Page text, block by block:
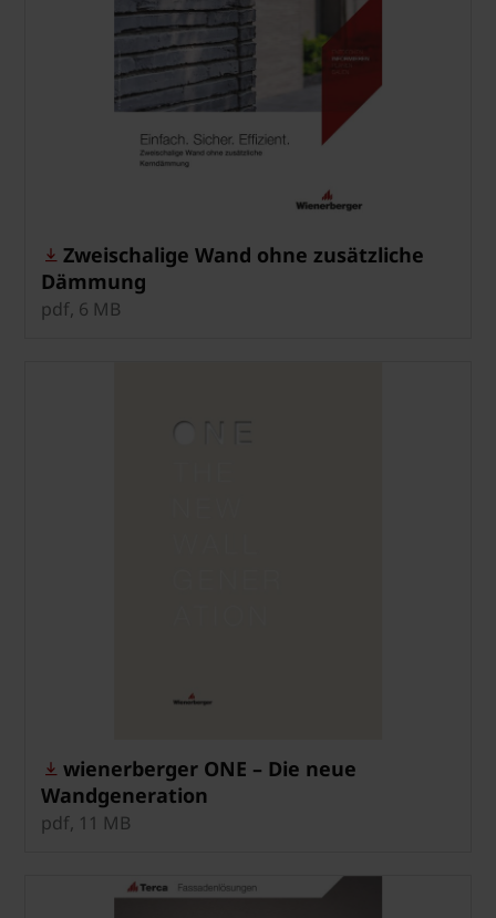
Zweischalige Wand ohne zusätzliche
Dämmung
pdf, 6 MB
wienerberger ONE – Die neue
Wandgeneration
pdf, 11 MB